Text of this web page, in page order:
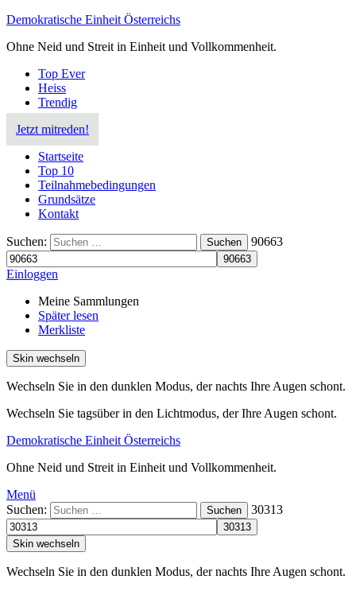
Demokratische Einheit Österreichs
Ohne Neid und Streit in Einheit und Vollkommenheit.
Top Ever
Heiss
Trendig
Jetzt mitreden!
Startseite
Top 10
Teilnahmebedingungen
Grundsätze
Kontakt
Suchen: Suchen 90663
Einloggen
Meine Sammlungen
Später lesen
Merkliste
Skin wechseln
Wechseln Sie in den dunklen Modus, der nachts Ihre Augen schont.
Wechseln Sie tagsüber in den Lichtmodus, der Ihre Augen schont.
Demokratische Einheit Österreichs
Ohne Neid und Streit in Einheit und Vollkommenheit.
Menü
Suchen:
Suchen 30313
Skin wechseln
Wechseln Sie in den dunklen Modus, der nachts Ihre Augen schont.